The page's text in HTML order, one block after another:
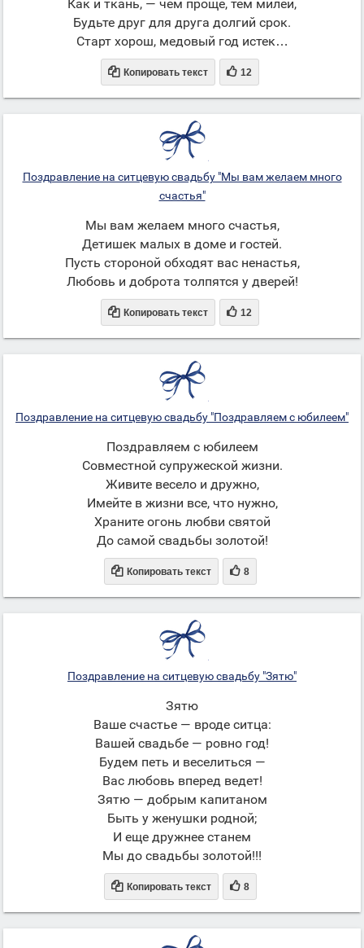
Как и ткань, — чем проще, тем милей,
Будьте друг для друга долгий срок.
Старт хорош, медовый год истек…
 Копировать текст  12
Поздравление на ситцевую свадьбу "Мы вам желаем много
счастья"
Мы вам желаем много счастья,
Детишек малых в доме и гостей.
Пусть стороной обходят вас ненастья,
Любовь и доброта толпятся у дверей!
 Копировать текст  12
Поздравление на ситцевую свадьбу "Поздравляем с юбилеем"
Поздравляем с юбилеем
Совместной супружеской жизни.
Живите весело и дружно,
Имейте в жизни все, что нужно,
Храните огонь любви святой
До самой свадьбы золотой!
 Копировать текст  8
Поздравление на ситцевую свадьбу "Зятю"
Зятю
Ваше счастье — вроде ситца:
Вашей свадьбе — ровно год!
Будем петь и веселиться —
Вас любовь вперед ведет!
Зятю — добрым капитаном
Быть у женушки родной;
И еще дружнее станем
Мы до свадьбы золотой!!!
 Копировать текст  8